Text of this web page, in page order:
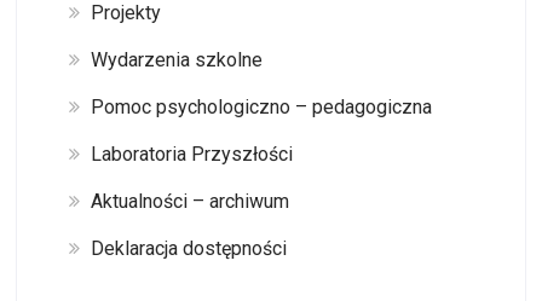
Projekty
Wydarzenia szkolne
Pomoc psychologiczno – pedagogiczna
Laboratoria Przyszłości
Aktualności – archiwum
Deklaracja dostępności